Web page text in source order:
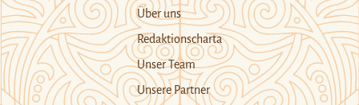
Über uns
Redaktionscharta
Unser Team
Unsere Partner